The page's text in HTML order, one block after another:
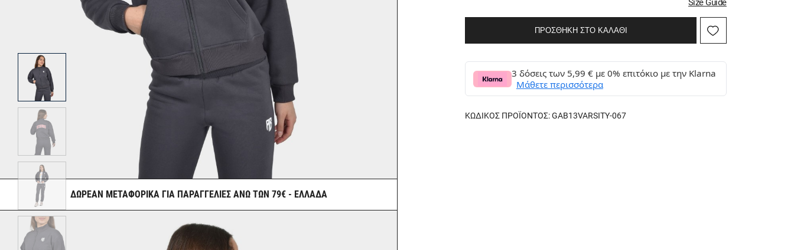
ΔΩΡΕΑΝ ΜΕΤΑΦΟΡΙΚΑ ΓΙΑ ΠΑΡΑΓΓΕΛΙΕΣ ΑΝΩ ΤΩΝ 79€ - ΕΛΛΑΔΑ
Size Guide
ΠΡΟΣΘΗΚΗ ΣΤΟ ΚΑΛΑΘΙ
3 δόσεις των 5,99 € με 0% επιτόκιο με την Klarna
Μάθετε περισσότερα
ΚΩΔΙΚΟΣ ΠΡΟΪΟΝΤΟΣ:GAB13VARSITY-067